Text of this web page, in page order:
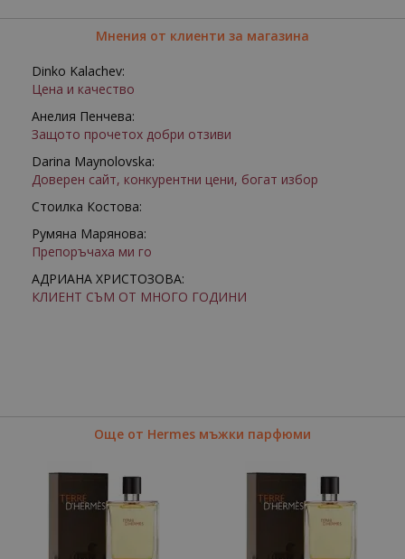
Мнения от клиенти за магазина
Dinko Kalachev:
Цена и качество
Анелия Пенчева:
Защото прочетох добри отзиви
Darina Maynolovska:
Доверен сайт, конкурентни цени, богат избор
Стоилка Костова:
Румяна Марянова:
Препоръчаха ми го
АДРИАНА ХРИСТОЗОВА:
КЛИЕНТ СЪМ ОТ МНОГО ГОДИНИ
Още от Hermes мъжки парфюми